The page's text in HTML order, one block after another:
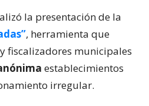
la presentación de la
, herramienta que
fiscalizadores municipales
establecimientos
irregular.